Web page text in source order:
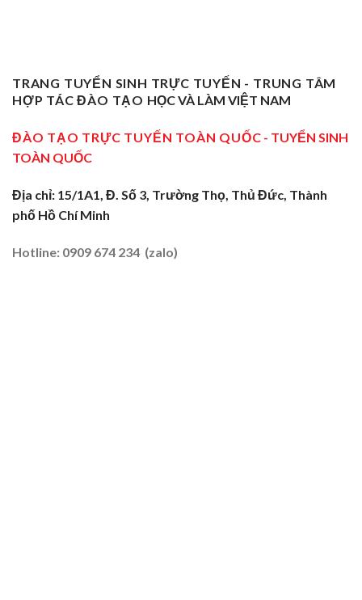
Nghề
Cửa
Ngõ
Miền
2026
Tây
Ninh:
Truyền
Tại
Dạy
Nghề
Sơ
Tại
Nghề
Tại
Lúa
TRANG TUYỂN SINH TRỰC TUYẾN - TRUNG TÂM
HỢP TÁC ĐÀO TẠO HỌC VÀ LÀM VIỆT NAM
ĐÀO TẠO TRỰC TUYẾN TOÀN QUỐC - TUYỂN SINH
TOÀN QUỐC
Địa chỉ: 15/1A1, Đ. Số 3, Trường Thọ, Thủ Đức, Thành
phố Hồ Chí Minh
Hotline: 0909 674 234 (zalo)